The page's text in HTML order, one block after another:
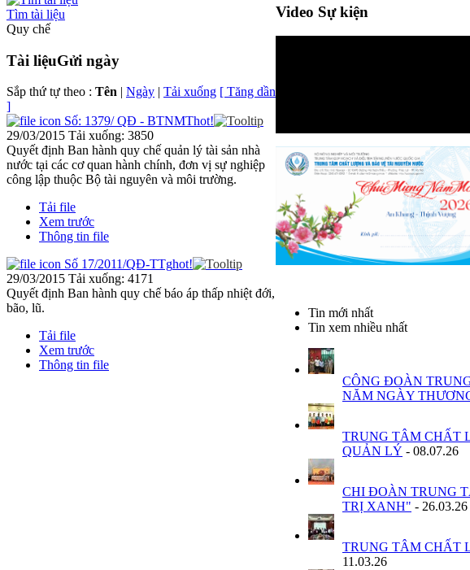
Tìm tài liệu
Quy chế
Tài liệuGửi ngày
Sắp thứ tự theo : Tên | Ngày | Tải xuống [ Tăng dần
]
Số: 1379/ QĐ - BTNMThot!
29/03/2015 Tải xuống: 3850
Quyết định Ban hành quy chế quản lý tài sản nhà
nước tại các cơ quan hành chính, đơn vị sự nghiệp
công lập thuộc Bộ tài nguyên và môi trường.
Tải file
Xem trước
Thông tin file
Số 17/2011/QĐ-TTghot!
29/03/2015 Tải xuống: 4171
Quyết định Ban hành quy chế báo áp thấp nhiệt đới,
bão, lũ.
Tải file
Xem trước
Thông tin file
Video Sự kiện
Tin mới nhất
Tin xem nhiều nhất
CÔNG ĐOÀN
NĂM NGÀY
TRUNG TÂM CHẤT
QUẢN LÝ - 08.07.26
CHI ĐOÀN TRUNG
TRỊ XANH" - 26.03.26
TRUNG TÂM CHẤT
11.03.26